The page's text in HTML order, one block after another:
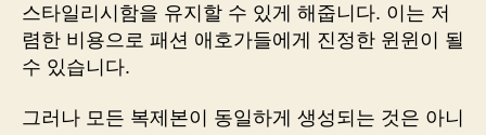
스타일리시함을 유지할 수 있게 해줍니다. 이는 저
렴한 비용으로 패션 애호가들에게 진정한 윈윈이 될
수 있습니다.
그러나 모든 복제본이 동일하게 생성되는 것은 아니